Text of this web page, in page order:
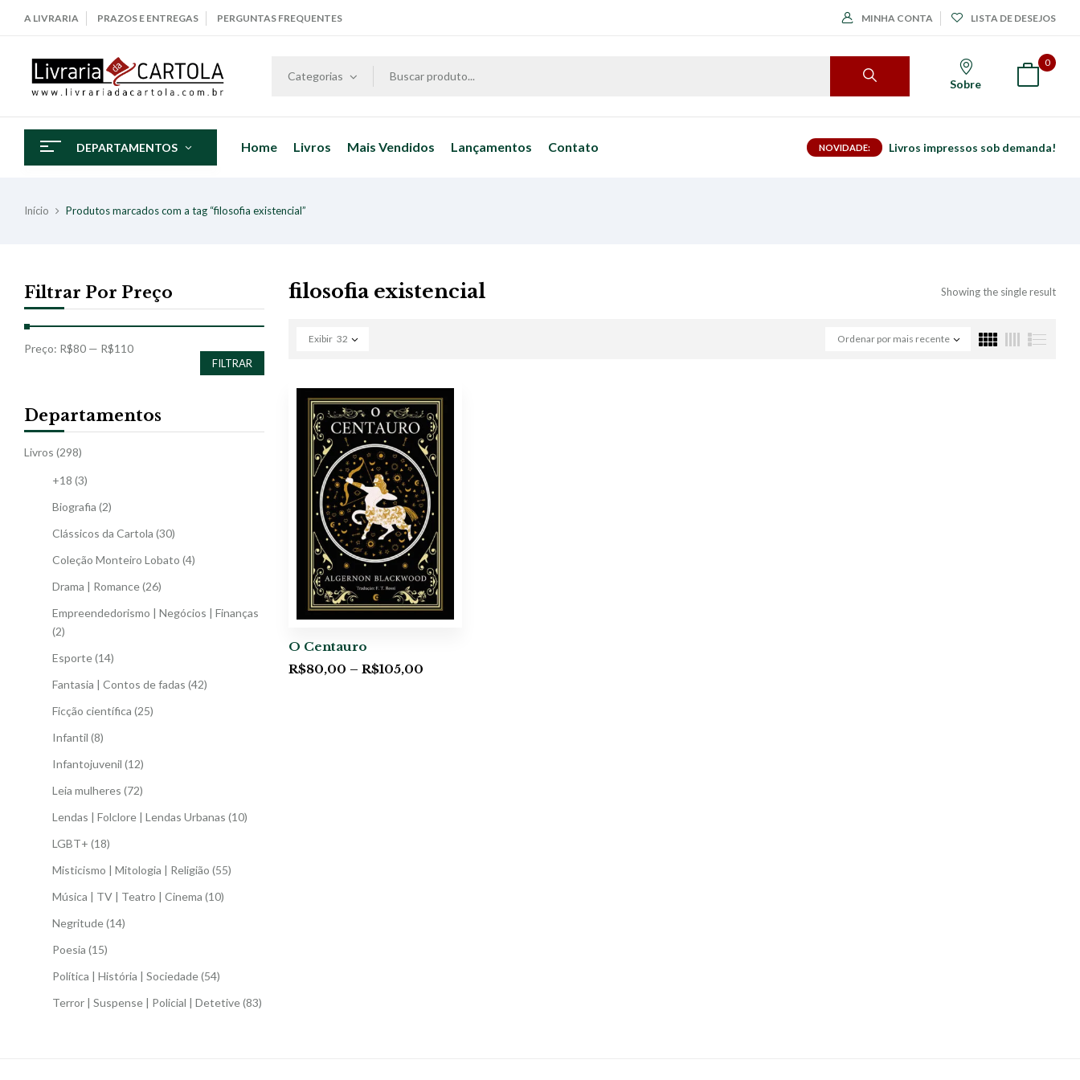
A LIVRARIA PRAZOS E ENTREGAS PERGUNTAS FREQUENTES MINHA CONTA LISTA DE DESEJOS
Categorias
Sobre
0
DEPARTAMENTOS Home Livros Mais Vendidos Lançamentos Contato NOVIDADE: Livros impressos sob demanda!
Início Produtos marcados com a tag “filosofia existencial”
Filtrar Por Preço
FILTRAR
Preço: R$80 — R$110
Departamentos
Livros (298)
+18 (3)
Biografia (2)
Clássicos da Cartola (30)
Coleção Monteiro Lobato (4)
Drama | Romance(26)
Empreendedorismo | Negócios | Finanças
(2)
Esporte(14)
Fantasia | Contos de fadas (42)
Ficção científica (25)
Infantil (8)
Infantojuvenil (12)
Leia mulheres (72)
Lendas | Folclore | Lendas Urbanas (10)
LGBT+ (18)
Misticismo | Mitologia | Religião (55)
Música | TV | Teatro | Cinema (10)
Negritude(14)
Poesia (15)
Política | História | Sociedade(54)
Terror | Suspense | Policial | Detetive(83)
filosofia existencial Showing the single result
Ordenar por mais recente
Exibir 32
O Centauro
R$80,00 – R$105,00